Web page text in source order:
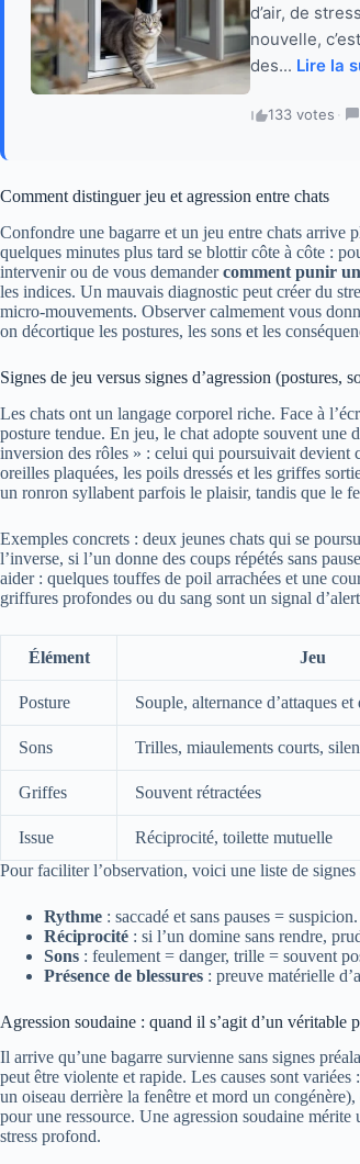
d’air, de
nouvelle,
des... Lire la
133 votes ·
Comment distinguer jeu et agression entre chats
Confondre une bagarre et un jeu entre chats arrive
quelques minutes plus tard se blottir côte à côte :
intervenir ou de vous demandercomment punir
les indices. Un mauvais diagnostic peut créer du
micro-mouvements. Observer calmement vous
on décortique les postures, les sons et les
Signes de jeu versus signes d’agression (postures,
Les chats ont un langage corporel riche. Face à
posture tendue. En jeu, le chat adopte souvent une
inversion des rôles » : celui qui poursuivait devient
oreilles plaquées, les poils dressés et les griffes
un ronron syllabent parfois le plaisir, tandis que le
Exemples concrets : deux jeunes chats qui se
l’inverse, si l’un donne des coups répétés sans
aider : quelques touffes de poil arrachées et une
griffures profondes ou du sang sont un signal
Élément Jeu
Posture Souple, alternance d’attaques et
Sons Trilles, miaulements courts,
Griffes Souvent rétractées
Issue Réciprocité, toilette mutuelle
Pour faciliter l’observation, voici une liste de
Rythme : saccadé et sans pauses = suspicion.
Réciprocité : si l’un domine sans rendre,
Sons : feulement = danger, trille = souvent
Présence de blessures : preuve matérielle
Agression soudaine : quand il s’agit d’un véritable
Il arrive qu’une bagarre survienne sans signes
peut être violente et rapide. Les causes sont
un oiseau derrière la fenêtre et mord un
pour une ressource. Une agression soudaine
stress profond.